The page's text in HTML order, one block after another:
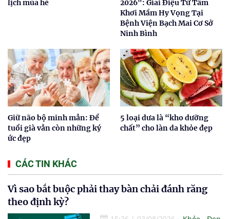
lịch mùa hè
2026": Giai Điệu Từ Tâm
Khơi Mầm Hy Vọng Tại
Bệnh Viện Bạch Mai Cơ Sở
Ninh Bình
Giữ não bộ minh mẫn: Để
tuổi già vẫn còn những ký
ức đẹp
5 loại dưa là “kho dưỡng
chất” cho làn da khỏe đẹp
CÁC TIN KHÁC
Vì sao bắt buộc phải thay bàn chải đánh răng
theo định kỳ?